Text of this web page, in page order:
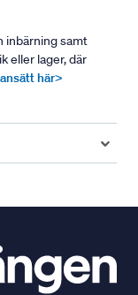
inbärning samt
eller lager, där
här>